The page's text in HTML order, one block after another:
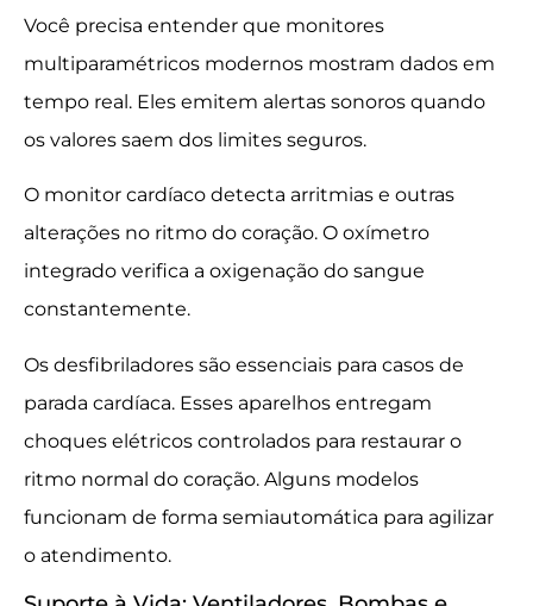
Você precisa entender que monitores
multiparamétricos modernos mostram dados em
tempo real. Eles emitem alertas sonoros quando
os valores saem dos limites seguros.
O monitor cardíaco detecta arritmias e outras
alterações no ritmo do coração. O oxímetro
integrado verifica a oxigenação do sangue
constantemente.
Os desfibriladores são essenciais para casos de
parada cardíaca. Esses aparelhos entregam
choques elétricos controlados para restaurar o
ritmo normal do coração. Alguns modelos
funcionam de forma semiautomática para agilizar
o atendimento.